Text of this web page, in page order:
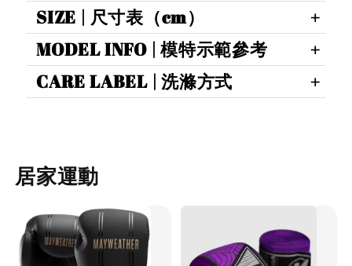
SIZE | 尺寸表（cm）
MODEL INFO | 模特示範參考
CARE LABEL | 洗滌方式
居家運動